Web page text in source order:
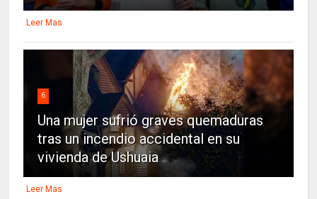
Leer Mas
6
Una mujer sufrió graves quemaduras
tras un incendio accidental en su
vivienda de Ushuaia
Leer Mas